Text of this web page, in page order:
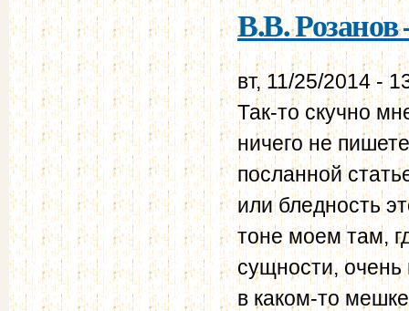
В.В. Розанов
вт, 11/25/2014 -
Так-то скучно
ничего не
посланной
или бледность
тоне моем там,
сущности,
в каком-то